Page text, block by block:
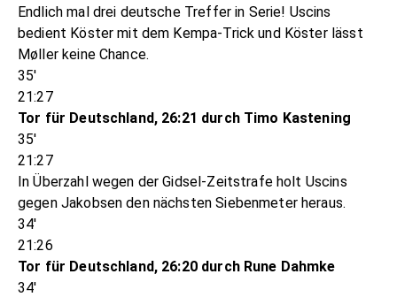
Endlich mal drei deutsche Treffer in Serie! Uscins
bedient Köster mit dem Kempa-Trick und Köster lässt
Møller keine Chance.
35'
21:27
Tor für Deutschland, 26:21 durch Timo Kastening
35'
21:27
In Überzahl wegen der Gidsel-Zeitstrafe holt Uscins
gegen Jakobsen den nächsten Siebenmeter heraus.
34'
21:26
Tor für Deutschland, 26:20 durch Rune Dahmke
34'